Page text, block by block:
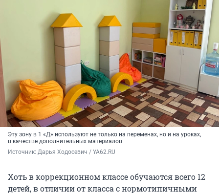
Эту зону в 1 «Д» используют не только на переменах, но и на уроках,
в качестве дополнительных материалов
Источник: Дарья Ходосевич / YA62.RU
Хоть в коррекционном классе обучаются всего 12
детей, в отличии от класса с нормотипичными